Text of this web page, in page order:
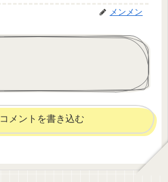
メンメン
コメントを書き込む